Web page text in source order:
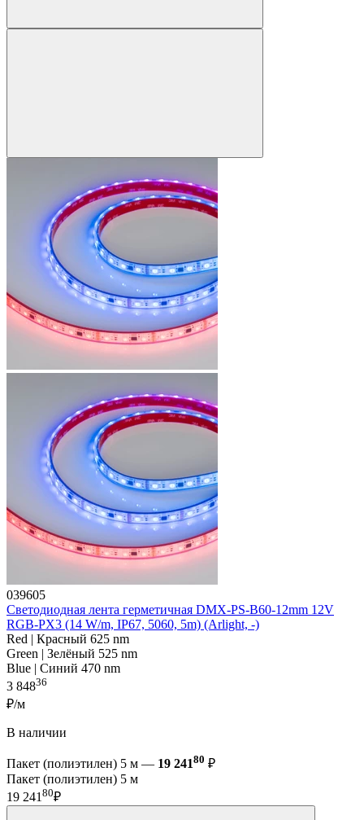
039605
Светодиодная лента герметичная DMX-PS-B60-12mm 12V
RGB-PX3 (14 W/m, IP67, 5060, 5m) (Arlight, -)
Red | Красный 625 nm
Green | Зелёный 525 nm
Blue | Синий 470 nm
3 84836
₽/м
В наличии
Пакет (полиэтилен) 5 м — 19 24180 ₽
Пакет (полиэтилен) 5 м
19 24180₽